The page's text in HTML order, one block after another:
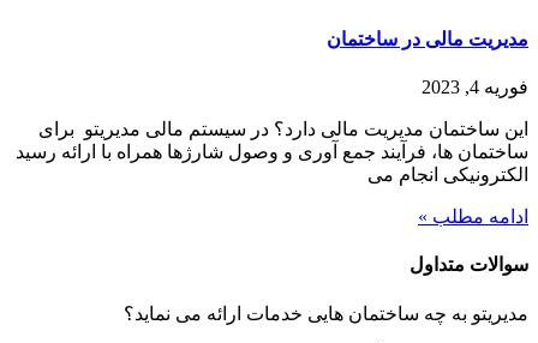
مدیریت مالی در ساختمان
فوریه 4, 2023
این ساختمان مدیریت مالی دارد؟ در سیستم مالی مدیریتو برای
ساختمان ها، فرآیند جمع آوری و وصول شارژها همراه با ارائه رسید
الکترونیکی انجام می
ادامه مطلب »
سوالات متداول
مدیریتو به چه ساختمان هایی خدمات ارائه می نماید؟